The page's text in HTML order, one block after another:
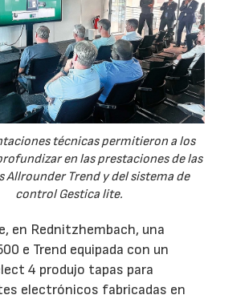
técnicas permitieron a los
en las prestaciones de las
Allrounder Trend y del sistema de
control Gestica lite.
en Rednitzhembach, una
e Trend equipada con un
4 produjo tapas para
electrónicos fabricadas en